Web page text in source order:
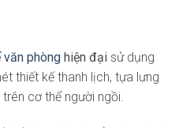
văn phòng hiện đại sử dụng
thiết kế thanh lịch, tựa lưng
cơ thể người ngồi.